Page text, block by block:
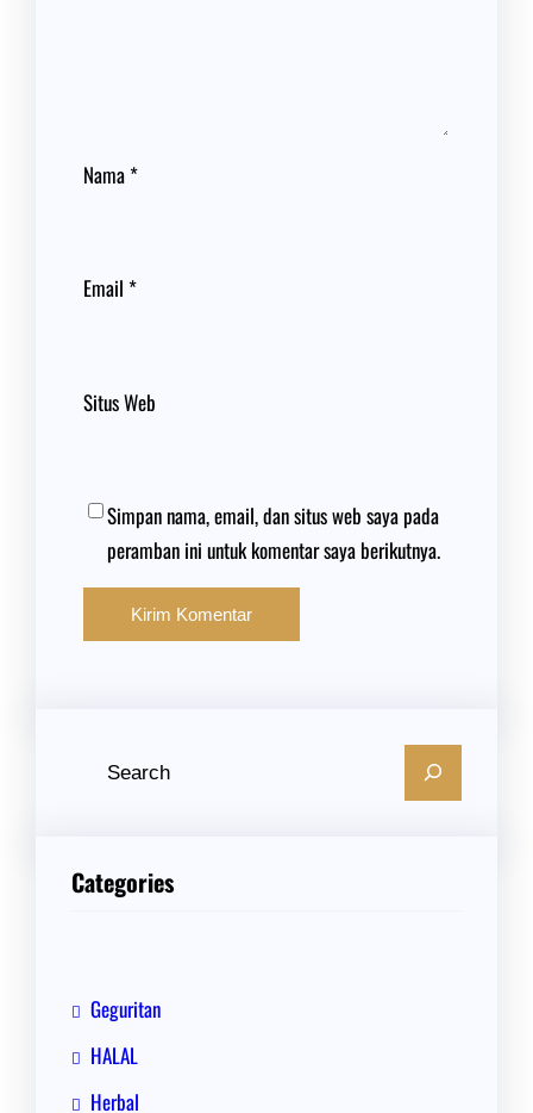
Nama *
Email *
Situs Web
Simpan nama, email, dan situs web saya pada
peramban ini untuk komentar saya berikutnya.
Categories
Geguritan
HALAL
Herbal